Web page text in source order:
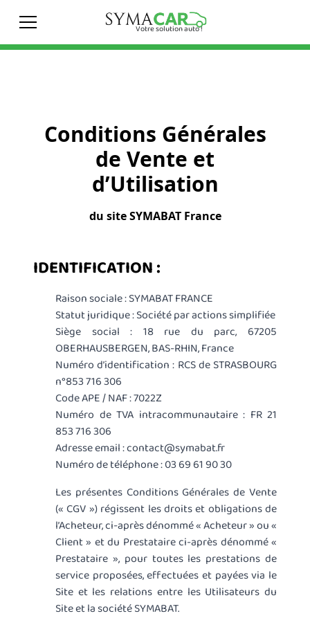
Votre solution auto !
Conditions Générales
de Vente et
d’Utilisation
du site SYMABAT France
IDENTIFICATION :
Raison sociale : SYMABAT FRANCE
Statut juridique : Société par actions simplifiée
Siège social : 18 rue du parc, 67205
OBERHAUSBERGEN, BAS-RHIN, France
Numéro d’identification : RCS de STRASBOURG
n°853 716 306
Code APE / NAF : 7022Z
Numéro de TVA intracommunautaire : FR 21
853 716 306
Adresse email : contact@symabat.fr
Numéro de téléphone : 03 69 61 90 30
Les présentes Conditions Générales de Vente
(« CGV ») régissent les droits et obligations de
l’Acheteur, ci-après dénommé « Acheteur » ou «
Client » et du Prestataire ci-après dénommé «
Prestataire », pour toutes les prestations de
service proposées, effectuées et payées via le
Site et les relations entre les Utilisateurs du
Site et la société SYMABAT.